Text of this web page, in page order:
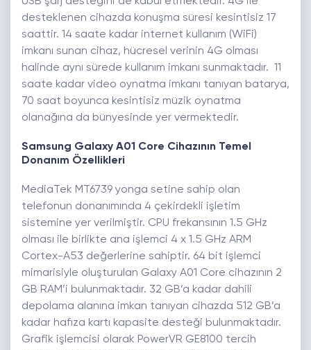
desteklenen cihazda konuşma süresi kesintisiz 17
saattir. 14 saate kadar internet kullanım (WiFi)
imkanı sunan cihaz, hücresel verinin 4G olması
halinde aynı sürede kullanım imkanı sunmaktadır. 11
saate kadar video oynatma imkanı tanıyan batarya,
70 saat boyunca kesintisiz müzik oynatma
olanağına da bünyesinde yer vermektedir.
Samsung Galaxy A01 Core Cihazının Temel
Donanım Özellikleri
MediaTek MT6739 yonga setine sahip olan
telefonun donanımında 4 çekirdekli işletim
sistemine yer verilmiştir. CPU frekansının 1.5 GHz
olması ile birlikte ana işlemci 4 x 1.5 GHz ARM
Cortex-A53 değerlerine sahiptir. 64 bit işlemci
mimarisiyle oluşturulan Galaxy A01 Core cihazının 2
GB RAM’i bulunmaktadır. 32 GB’a kadar dahili
depolama alanına imkan tanıyan cihazda 512 GB’a
kadar hafıza kartı kapasite desteği bulunmaktadır.
Grafik işlemcisi olarak PowerVR GE8100 tercih